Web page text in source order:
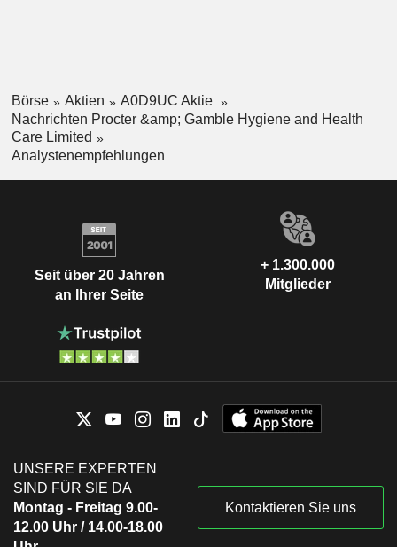
Börse Aktien
A0D9UC Aktie
Nachrichten Procter &amp; Gamble Hygiene and Health
Care Limited
Analystenempfehlungen
Seit über 20 Jahren
an Ihrer Seite
+ 1.300.000
Mitglieder
UNSERE EXPERTEN
SIND FÜR SIE DA
Montag - Freitag 9.00-
12.00 Uhr / 14.00-18.00
Kontaktieren Sie uns